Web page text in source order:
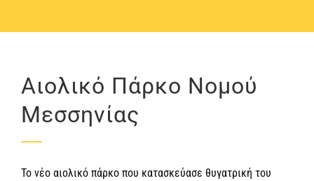
Αιολικό Πάρκο Νομού
Μεσσηνίας
Το νέο αιολικό πάρκο που κατασκεύασε θυγατρική του